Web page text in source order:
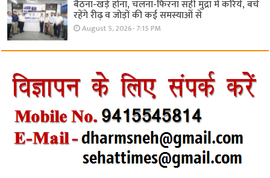
बैठना-खड़े होना, चलना-फिरना सही मुद्रा में करिये, बचे
रहेंगे रीढ़ व जोड़ों की कई समस्याओं से
August 5, 2026- 7:15 PM